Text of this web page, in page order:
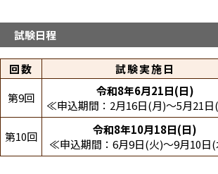
九州・沖縄
八幡西テストセンター
システムランド熊本テストセンター
システムランド宮崎テストセンター
鹿児島中央駅東テストセンター
博多駅筑紫口テストセンター
満席
折りたたむ
試験日程
回数
試験実施日
第9回
令和8年6月21日(日)
≪申込期間：2月16日(月)～5月21
第10回
令和8年10月18日(日)
≪申込期間：6月9日(火)～9月10